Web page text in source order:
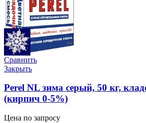
Сравнить
Закрыть
Perel NL зима серый, 50 кг,
(кирпич 0-5%)
Цена по запросу